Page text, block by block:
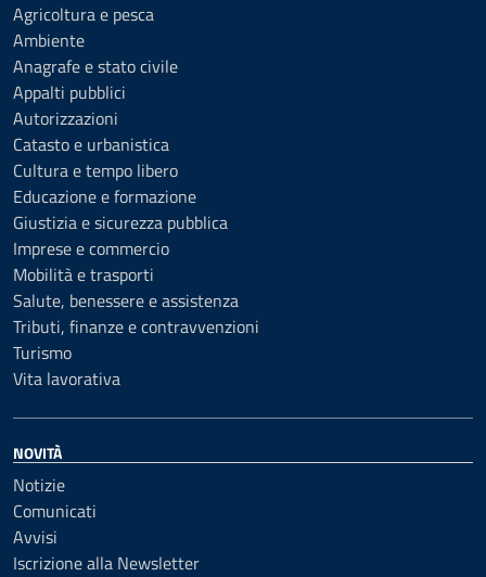
Agricoltura e pesca
Ambiente
Anagrafe e stato civile
Appalti pubblici
Autorizzazioni
Catasto e urbanistica
Cultura e tempo libero
Educazione e formazione
Giustizia e sicurezza pubblica
Imprese e commercio
Mobilità e trasporti
Salute, benessere e assistenza
Tributi, finanze e contravvenzioni
Turismo
Vita lavorativa
NOVITÀ
Notizie
Comunicati
Avvisi
Iscrizione alla Newsletter